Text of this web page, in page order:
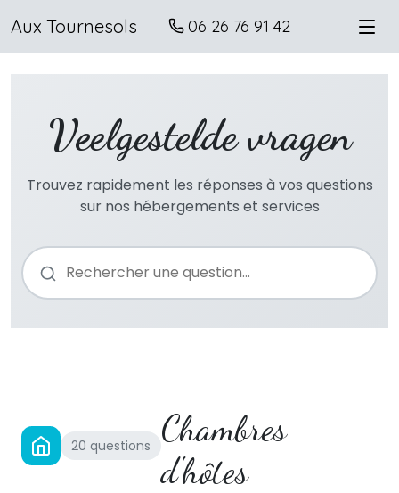
Aux Tournesols 06 26 76 91 42
Veelgestelde vragen
Trouvez rapidement les réponses à vos questions
sur nos hébergements et services
Chambres
d'hôtes
20 questions